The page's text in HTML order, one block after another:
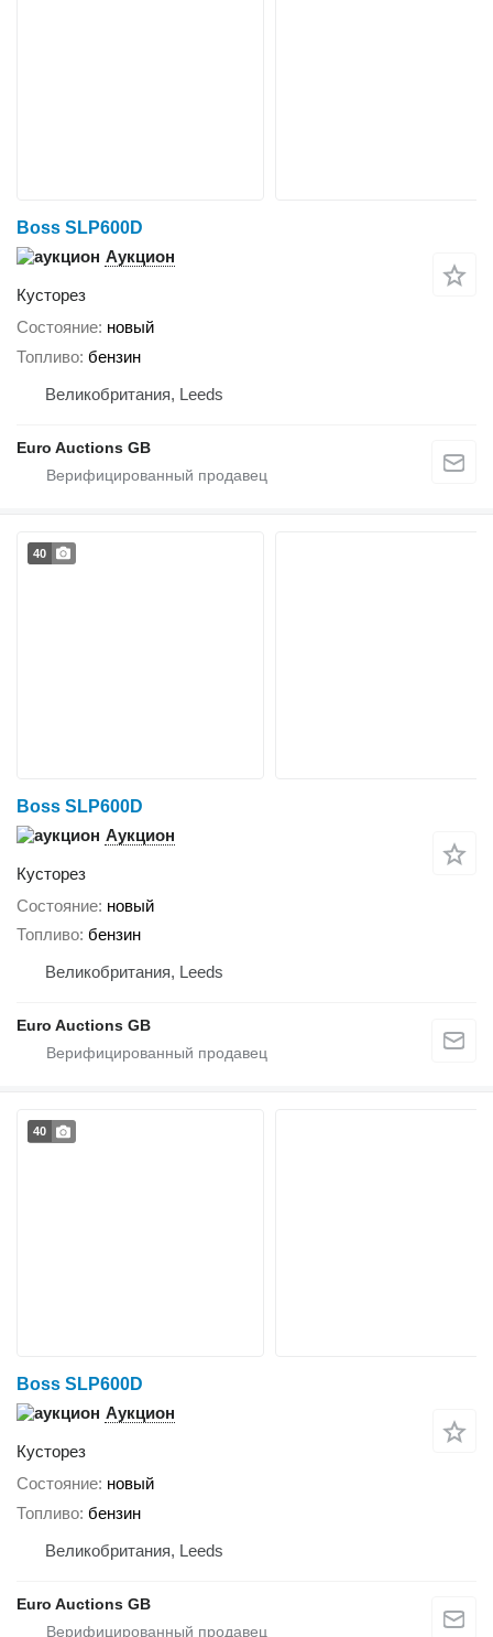
Boss SLP600D
Аукцион
Кусторез
Состояние новый
Топливо бензин
Великобритания, Leeds
Euro Auctions GB
40
Boss SLP600D
Аукцион
Кусторез
Состояние новый
Топливо бензин
Великобритания, Leeds
Euro Auctions GB
40
Boss SLP600D
Аукцион
Кусторез
Состояние новый
Топливо бензин
Великобритания, Leeds
Euro Auctions GB